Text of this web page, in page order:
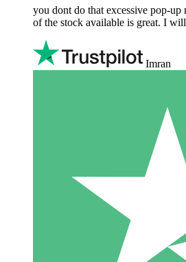
you dont do that excessive pop-
of the stock available is great. I
Imran